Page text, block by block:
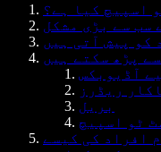
اسپیچ کیا ہے؟
سب سے بڑی مشکل
کو پیش آتی ہیں
پڑھ سکتے ہیں
آڈیوبکس
ریڈرز
بریل
ٹو اسپیچ
افراد کی کیسے